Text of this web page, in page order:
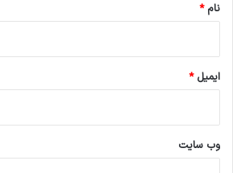
نام*
ایمیل*
وب‌ سایت